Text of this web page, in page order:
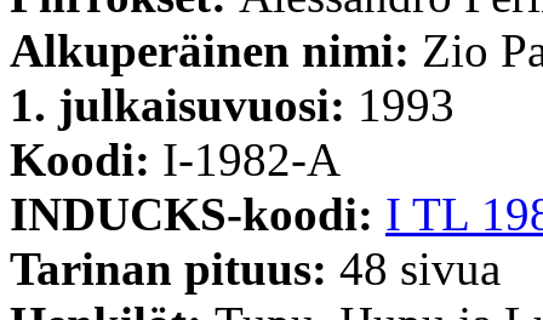
Alkuperäinen nimi: Zio
1. julkaisuvuosi: 1993
Koodi: I-1982-A
INDUCKS-koodi: I TL
Tarinan pituus: 48 sivua